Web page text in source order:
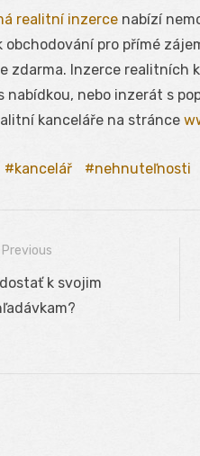
realitní inzerce nabízí
obchodování pro přímé
zdarma. Inzerce realitních
nabídkou, nebo inzerát s
kanceláře na stránce
kancelář nehnuteľnosti
Previous
k svojim